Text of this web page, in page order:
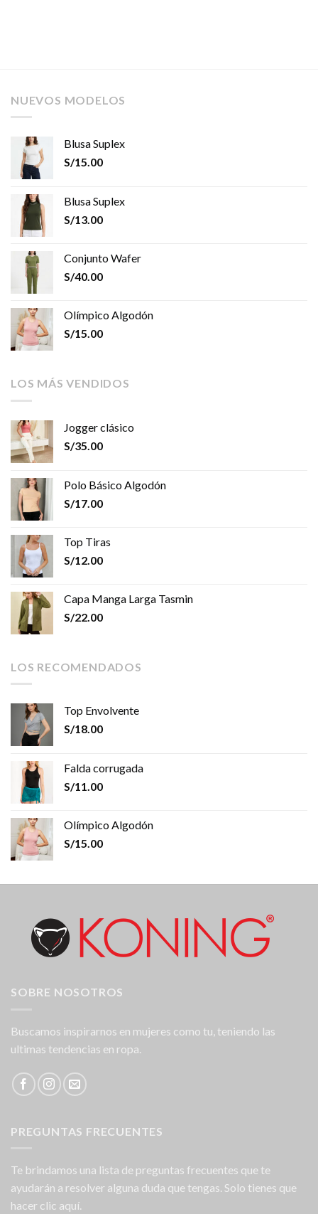
NUEVOS MODELOS
Blusa Suplex
S/15.00
Blusa Suplex
S/13.00
Conjunto Wafer
S/40.00
Olímpico Algodón
S/15.00
LOS MÁS VENDIDOS
Jogger clásico
S/35.00
Polo Básico Algodón
S/17.00
Top Tiras
S/12.00
Capa Manga Larga Tasmin
S/22.00
LOS RECOMENDADOS
Top Envolvente
S/18.00
Falda corrugada
S/11.00
Olímpico Algodón
S/15.00
SOBRE NOSOTROS
Buscamos inspirarnos en mujeres como tu, teniendo las
ultimas tendencias en ropa.
PREGUNTAS FRECUENTES
Te brindamos una lista de preguntas frecuentes que te
ayudarán a resolver alguna duda que tengas. Solo tienes que
hacer clic aquí.